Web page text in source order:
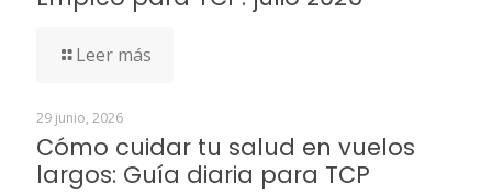
Leer más
29 junio, 2026
Cómo cuidar tu salud en vuelos
largos: Guía diaria para TCP